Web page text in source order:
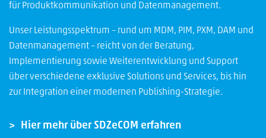
für Produktkommunikation und Datenmanagement.
Unser Leistungsspektrum – rund um MDM, PIM, PXM, DAM und
Datenmanagement – reicht von der Beratung,
Implementierung sowie Weiterentwicklung und Support
über verschiedene exklusive Solutions und Services, bis hin
zur Integration einer modernen Publishing-Strategie.
Hier mehr über SDZeCOM erfahren